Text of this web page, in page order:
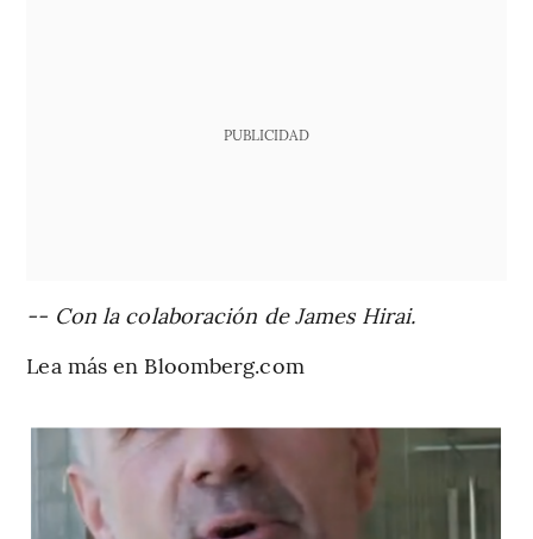
PUBLICIDAD
-- Con la colaboración de James Hirai.
Lea más en Bloomberg.com